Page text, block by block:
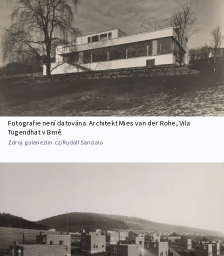
Fotografie není datována. Architekt Mies van der Rohe, Vila
Tugendhat v Brně
Zdroj: galeriezlin.cz/Rudolf Sandalo